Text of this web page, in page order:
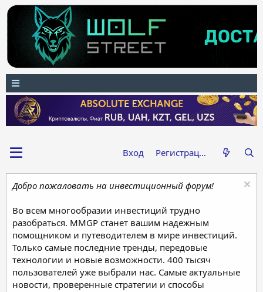
Вход Регистрация
Добро пожаловать на инвестиционный форум!
Во всем многообразии инвестиций трудно
разобраться. MMGP станет вашим надежным
помощником и путеводителем в мире инвестиций.
Только самые последние тренды, передовые
технологии и новые возможности. 400 тысяч
пользователей уже выбрали нас. Самые актуальные
новости, проверенные стратегии и способы